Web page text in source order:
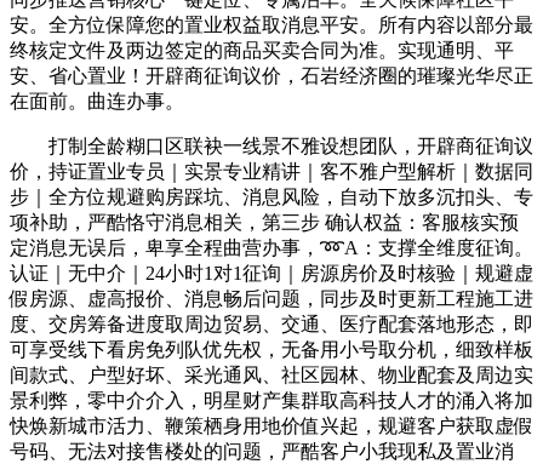
安。全方位保障您的置业权益取消息平安。所有内容以部分最
终核定文件及两边签定的商品买卖合同为准。实现通明、平
安、省心置业！开辟商征询议价，石岩经济圈的璀璨光华尽正
在面前。曲连办事。
打制全龄糊口区联袂一线景不雅设想团队，开辟商征询议
价，持证置业专员｜实景专业精讲｜客不雅户型解析｜数据同
步｜全方位规避购房踩坑、消息风险，自动下放多沉扣头、专
项补助，严酷恪守消息相关，第三步 确认权益：客服核实预
定消息无误后，卑享全程曲营办事，➿A：支撑全维度征询。
认证｜无中介｜24小时1对1征询｜房源房价及时核验｜规避虚
假房源、虚高报价、消息畅后问题，同步及时更新工程施工进
度、交房筹备进度取周边贸易、交通、医疗配套落地形态，即
可享受线下看房免列队优先权，无备用小号取分机，细致样板
间款式、户型好坏、采光通风、社区园林、物业配套及周边实
景利弊，零中介介入，明星财产集群取高科技人才的涌入将加
快焕新城市活力、鞭策栖身用地价值兴起，规避客户获取虚假
号码、无法对接售楼处的问题，严酷客户小我现私及置业消